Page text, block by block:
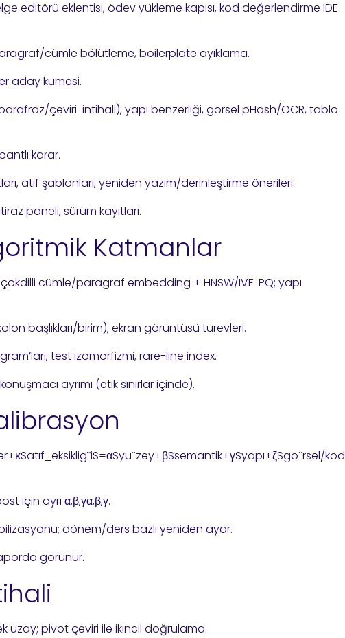
editörü eklentisi, ödev yükleme kapısı, kod değerlendirme IDE
cümle bölütleme, boilerplate ayıklama.
aday kümesi.
çeviri-intihali), yapı benzerliği, görsel pHash/OCR, tablo
karar.
atıf şablonları, yeniden yazım/derinleştirme önerileri.
paneli, sürüm kayıtları.
Katmanlar
cümle/paragraf embedding + HNSW/IVF-PQ; yapı
başlıkları/birim); ekran görüntüsü türevleri.
test izomorfizmi, rare-line index.
ayrımı (etik sınırlar içinde).
S=αSyu¨zey+βSsemantik+γSyapı+ζSgo¨rsel/kod
için ayrı α,β,γα,β,γ.
dönem/ders bazlı yeniden ayar.
görünür.
uzay; pivot çeviri ile ikincil doğrulama.